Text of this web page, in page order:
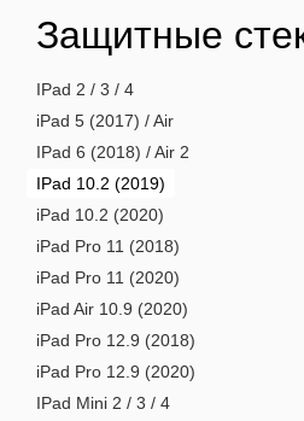
Защитные
IPad 2 / 3 / 4
iPad 5 (2017) / Air
IPad 6 (2018) / Air 2
IPad 10.2 (2019)
iPad 10.2 (2020)
iPad Pro 11 (2018)
iPad Pro 11 (2020)
iPad Air 10.9 (2020)
iPad Pro 12.9 (2018)
iPad Pro 12.9 (2020)
IPad Mini 2 / 3 / 4